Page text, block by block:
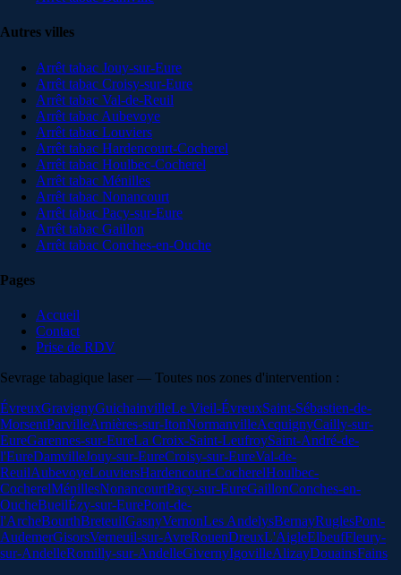
Autres villes
Arrêt tabac Jouy-sur-Eure
Arrêt tabac Croisy-sur-Eure
Arrêt tabac Val-de-Reuil
Arrêt tabac Aubevoye
Arrêt tabac Louviers
Arrêt tabac Hardencourt-Cocherel
Arrêt tabac Houlbec-Cocherel
Arrêt tabac Ménilles
Arrêt tabac Nonancourt
Arrêt tabac Pacy-sur-Eure
Arrêt tabac Gaillon
Arrêt tabac Conches-en-Ouche
Pages
Accueil
Contact
Prise de RDV
Sevrage tabagique laser — Toutes nos zones d'intervention :
ÉvreuxGravignyGuichainvilleLe Vieil-ÉvreuxSaint-Sébastien-de-
MorsentParvilleArnières-sur-ItonNormanvilleAcquignyCailly-sur-
EureGarennes-sur-EureLa Croix-Saint-LeufroySaint-André-de-
l'EureDamvilleJouy-sur-EureCroisy-sur-EureVal-de-
ReuilAubevoyeLouviersHardencourt-CocherelHoulbec-
CocherelMénillesNonancourtPacy-sur-EureGaillonConches-en-
OucheBueilÉzy-sur-EurePont-de-
l'ArcheBourthBreteuilGasnyVernonLes AndelysBernayRuglesPont-
AudemerGisorsVerneuil-sur-AvreRouenDreuxL'AigleElbeufFleury-
sur-AndelleRomilly-sur-AndelleGivernyIgovilleAlizayDouainsFains